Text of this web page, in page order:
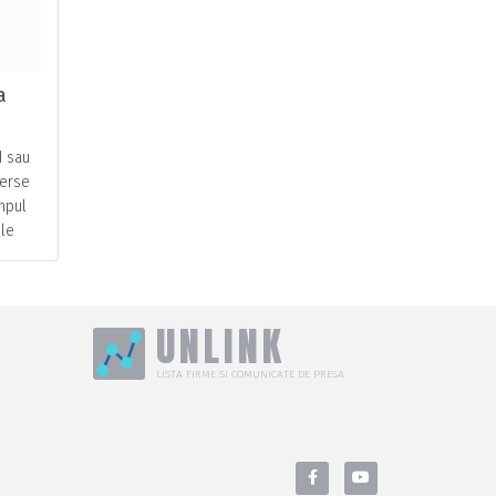
sau
UNLINK
LISTA FIRME SI COMUNICATE DE PRESA